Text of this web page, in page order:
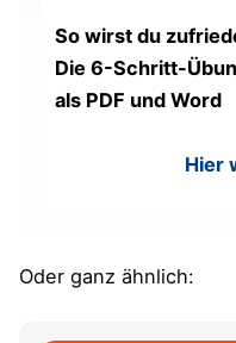
So wirst du
Die 6-Schritt-
als PDF und Word
Hier
Oder ganz ähnlich: